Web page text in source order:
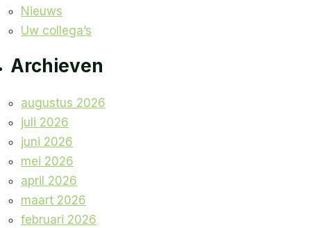
Nieuws
Uw collega’s
Archieven
augustus 2026
juli 2026
juni 2026
mei 2026
april 2026
maart 2026
februari 2026